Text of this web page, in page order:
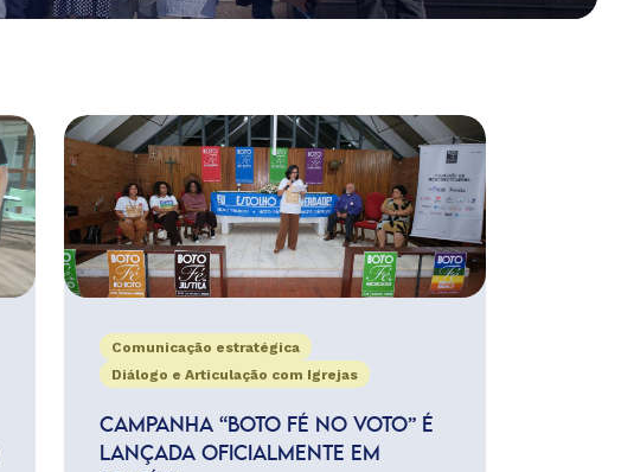
Comunicação estratégica
Diálogo e Articulação com Igrejas
CAMPANHA “BOTO FÉ NO VOTO” É
LANÇADA OFICIALMENTE EM